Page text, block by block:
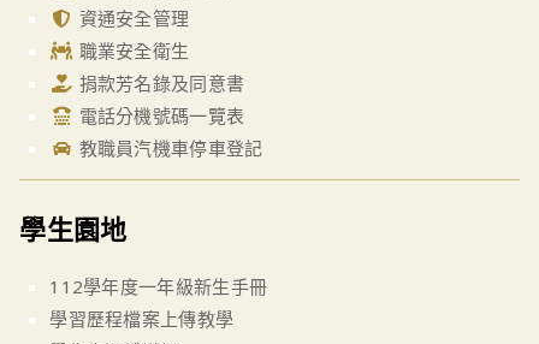
資通安全管理
職業安全衛生
捐款芳名錄及同意書
電話分機號碼一覽表
教職員汽機車停車登記
學生園地
112學年度一年級新生手冊
學習歷程檔案上傳教學